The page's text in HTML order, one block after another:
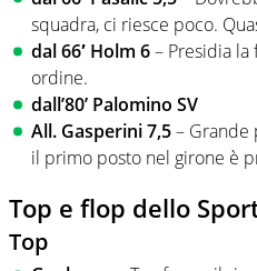
squadra, ci riesce poco.
dal 66′ Holm 6– Presidia la
ordine.
dall’80’ Palomino SV
All. Gasperini 7,5– Grande
il primo posto nel girone è
Top e flop dello
Top